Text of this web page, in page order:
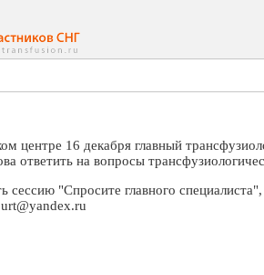
центре 16 декабря главный
ответить на вопросы
"Спросите главного